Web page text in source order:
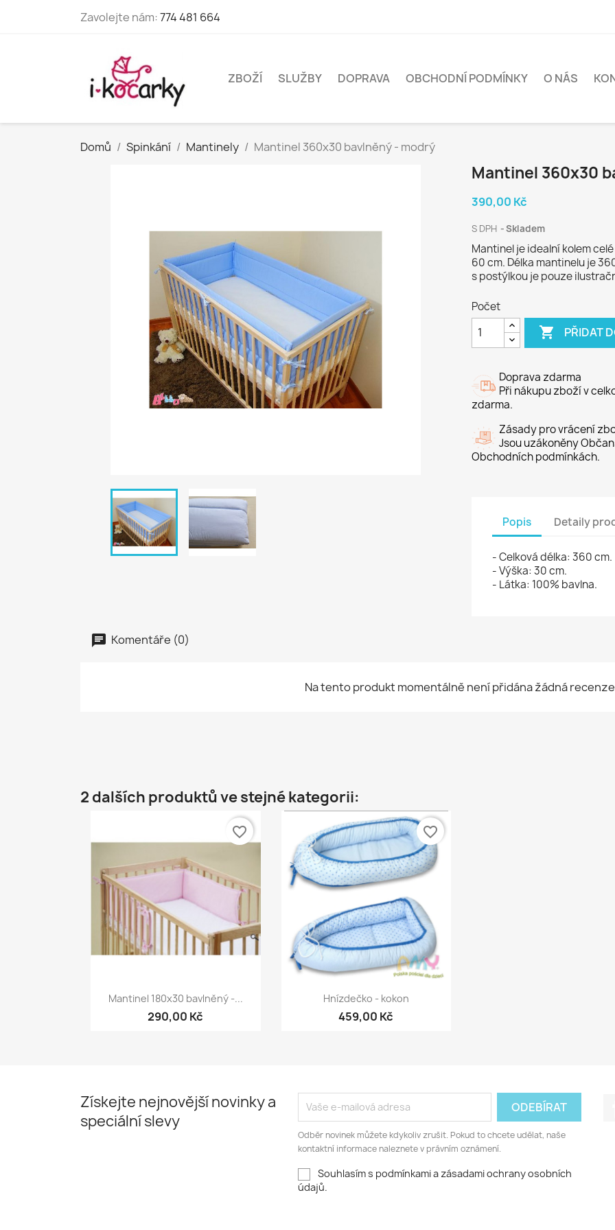
Zavolejte nám:774 481 664
ZBOŽÍ SLUŽBY DOPRAVA OBCHODNÍ PODMÍNKY O NÁS
Domů Spinkání Mantinely Mantinel 360x30 bavlněný - modrý
Mantinel 360x30
390,00 Kč
S DPH Skladem
Mantinel je idealní kolem
60 cm. Délka mantinelu je
s postýlkou je pouze
Počet
 PŘIDAT
Doprava zdarma
Při nákupu zboží v
zdarma.
Zásady pro vrácení
Jsou uzákoněny
Obchodních podmínkách.
Popis Detaily
- Celková délka: 360 cm.
- Výška: 30 cm.
- Látka: 100% bavlna.
Komentáře (0)
Na tento produkt momentálně není přidána žádná
2 dalších produktů ve stejné kategorii:
Rychlý náhled
Mantinel 180x30 bavlněný -...
290,00 Kč
favorite_border
Rychlý náhled
Hnízdečko - kokon
459,00 Kč
favorite_border
Získejte nejnovější novinky a
speciální slevy
Odběr novinek můžete kdykoliv zrušit. Pokud to chcete udělat, naše
kontaktní informace naleznete v právním oznámení.
Souhlasím s podmínkami a zásadami ochrany osobních
údajů.